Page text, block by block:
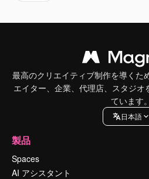
最高のクリエイティブ制作を導くた
エイター、企業、代理店、スタジ
ています。
日本語
製品
Spaces
AI アシスタント